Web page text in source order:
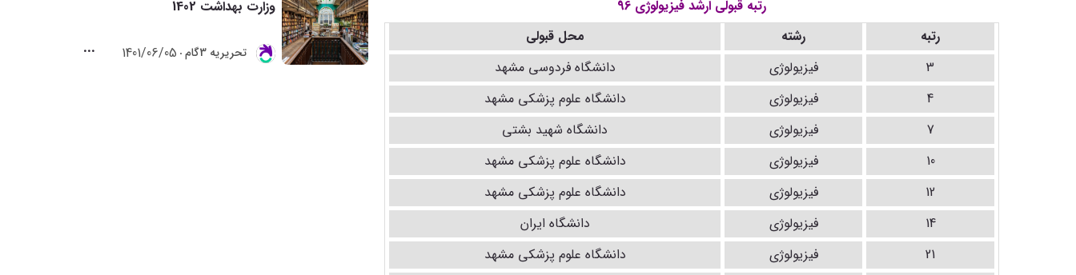
رتبه قبولی ارشد فیزیولوژی 96
رتبه
رشته
محل قبولی
3
فیزیولوژی
دانشگاه فردوسی مشهد
4
فیزیولوژی
دانشگاه علوم پزشکی مشهد
7
فیزیولوژی
دانشگاه شهید بشتی
10
فیزیولوژی
دانشگاه علوم پزشکی مشهد
12
فیزیولوژی
دانشگاه علوم پزشکی مشهد
14
فیزیولوژی
دانشگاه ایران
21
فیزیولوژی
دانشگاه علوم پزشکی مشهد
وزارت بهداشت 1402
تحريريه 3گام 1401/06/05